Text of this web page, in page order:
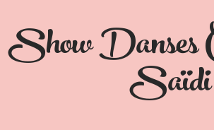
Show Danses
Saïdi